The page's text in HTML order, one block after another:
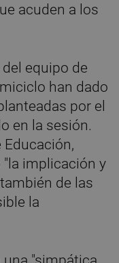
acuden a los
equipo de
han dado
por el
en la sesión.
Educación,
"la implicación y
de las
la